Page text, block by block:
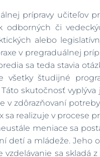
prípravy učiteľov
či
alebo
v pregraduálnej
sa teda stavia
študijné
skutočnosť
v zdôrazňovaní
realizuje v procese
meniace sa
detí a mládeže. Jeho
sa skladá